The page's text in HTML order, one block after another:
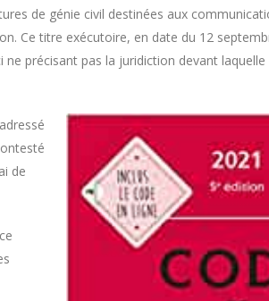
de génie civil destinées aux
Ce titre exécutoire, en date du 12
précisant pas la juridiction devant
de